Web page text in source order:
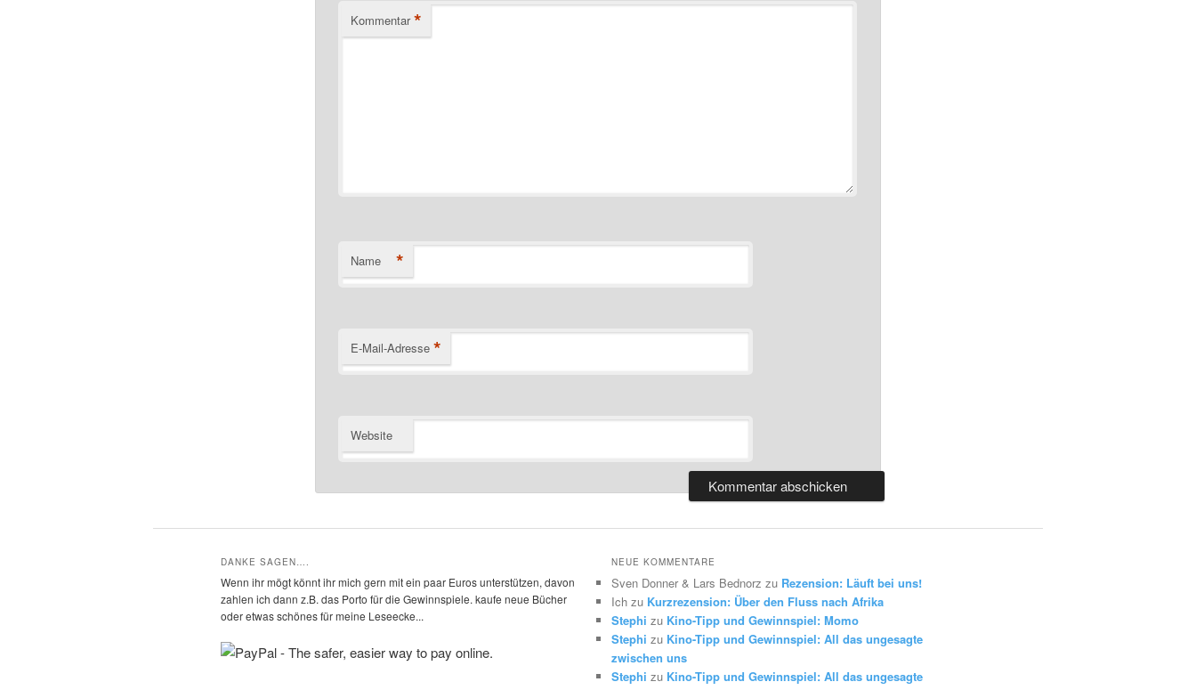
Kommentar *
Name *
E-Mail-Adresse *
Website
DANKE SAGEN….
Wenn ihr mögt könnt ihr mich gern mit ein paar Euros unterstützen, davon
zahlen ich dann z.B. das Porto für die Gewinnspiele. kaufe neue Bücher
oder etwas schönes für meine Leseecke...
NEUE KOMMENTARE
Sven Donner & Lars Bednorz zu Rezension: Läuft bei uns!
Ich zu Kurzrezension: Über den Fluss nach Afrika
Stephi zu Kino-Tipp und Gewinnspiel: Momo
Stephi zu Kino-Tipp und Gewinnspiel: All das ungesagte
zwischen uns
Stephi zu Kino-Tipp und Gewinnspiel: All das ungesagte